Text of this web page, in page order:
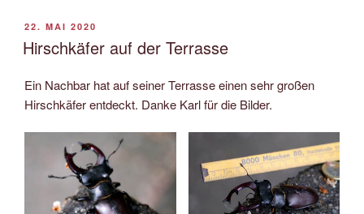
VERÖFFENTLICHT
AM
22. MAI 2020
Hirschkäfer auf der Terrasse
Ein Nachbar hat auf seiner Terrasse einen sehr großen
Hirschkäfer entdeckt. Danke Karl für die Bilder.